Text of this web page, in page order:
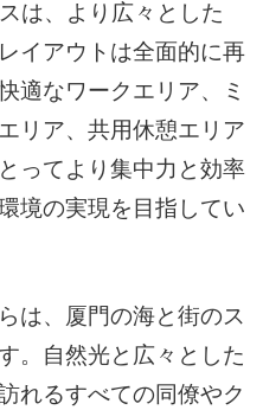
は、より広々とした
イアウトは全面的に再
適なワークエリア、ミ
リア、共用休憩エリア
ってより集中力と効率
境の実現を目指してい
は、厦門の海と街のス
。自然光と広々とした
れるすべての同僚やク